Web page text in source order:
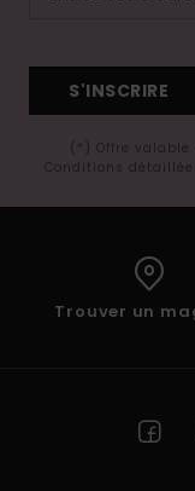
S'INSCRIRE
(*) Offre
Conditions
Trouver un